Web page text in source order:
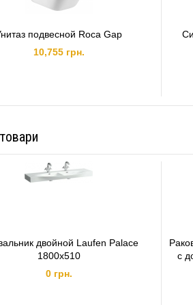
подвесной Roca Gap
10,755 грн.
двойной Laufen Palace
1800х510
0 грн.
с